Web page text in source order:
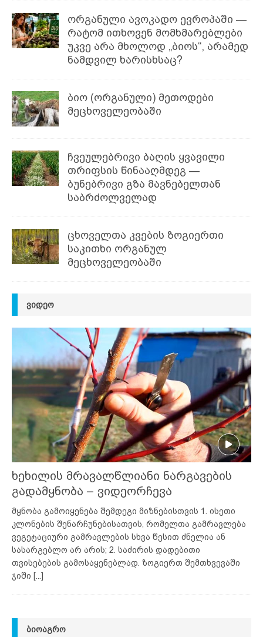
ორგანული ავოკადო ევროპაში —
რატომ ითხოვენ მომხმარებლები
უკვე არა მხოლოდ „ბიოს“, არამედ
ნამდვილ ხარისხსაც?
ბიო (ორგანული) მეთოდები
მეცხოველეობაში
ჩვეულებრივი ბაღის ყვავილი
თრიფსის წინააღმდეგ —
ბუნებრივი გზა მავნებელთან
საბრძოლველად
ცხოველთა კვების ზოგიერთი
საკითხი ორგანულ
მეცხოველეობაში
ᲕᲘᲓᲔᲝ
ხეხილის მრავალწლიანი ნარგავების
გადამყნობა – ვიდეორჩევა
მყნობა გამოიყენება შემდეგი მიზნებისთვის 1. ისეთი
კლონების შენარჩუნებისათვის, რომელთა გამრავლება
ვეგეტაციური გამრავლების სხვა წესით ძნელია ან
სასარგებლო არ არის; 2. საძირის დადებითი
თვისებების გამოსაყენებლად. ზოგიერთ შემთხვევაში
ჯიში [...]
ᲑᲘᲝᲐᲒᲠᲝ